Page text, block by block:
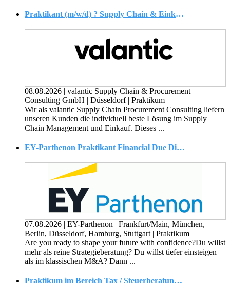
Praktikant (m/w/d) ? Supply Chain & Einkauf
08.08.2026 | valantic Supply Chain & Procurement
Consulting GmbH | Düsseldorf | Praktikum
Wir als valantic Supply Chain Procurement Consulting liefern
unseren Kunden die individuell beste Lösung im Supply
Chain Management und Einkauf. Dieses ...
EY-Parthenon Praktikant Financial Due Diligence (w/m/d)
07.08.2026 | EY-Parthenon | Frankfurt/Main, München,
Berlin, Düsseldorf, Hamburg, Stuttgart | Praktikum
Are you ready to shape your future with confidence?Du willst
mehr als reine Strategieberatung? Du willst tiefer einsteigen
als im klassischen M&A? Dann ...
Praktikum im Bereich Tax / Steuerberatung (w/m/d)